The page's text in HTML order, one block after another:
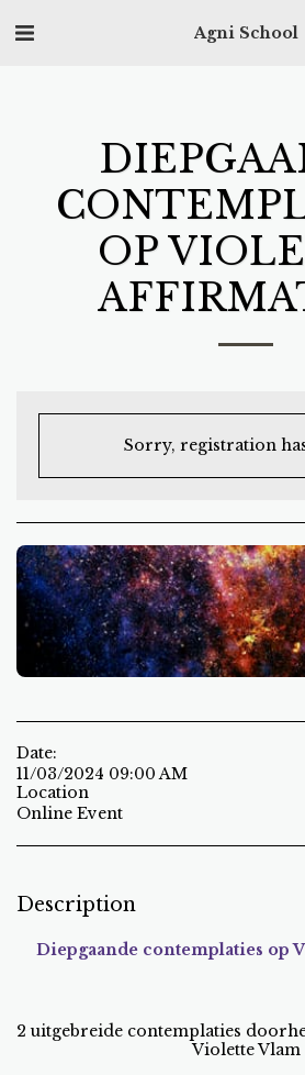
Agni School
OP
Sorry, registration
Date:
11/03/2024 09:00 AM
Location
Online Event
Description
Diepgaande contemplaties op
2 uitgebreide contemplaties
Violette Vlam